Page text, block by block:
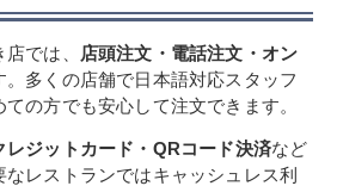
では、
店頭注文・電話注文・オン
。多くの店舗で日本語対応スタッフ
の方でも安心して注文できます。
レジットカード・QRコード決済など
レストランではキャッシュレス利